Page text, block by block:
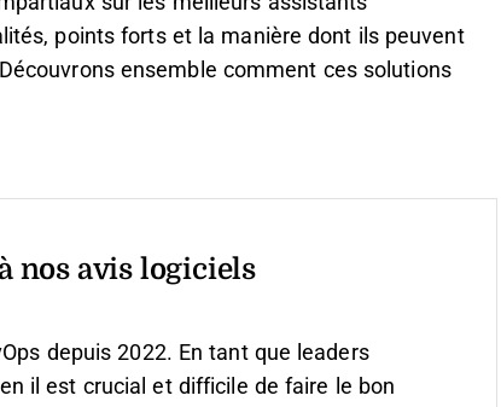
points forts et la manière dont ils peuvent
ensemble comment ces solutions
nos avis logiciels
depuis 2022. En tant que leaders
il est crucial et difficile de faire le bon